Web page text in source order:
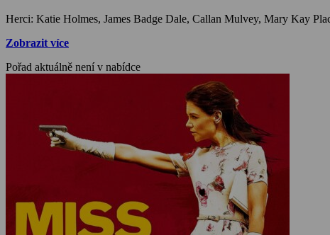
Zobrazit více
Pořad aktuálně není v nabídce